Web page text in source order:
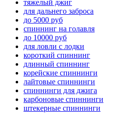
тяжелый джиг
для дальнего заброса
до 5000 руб
спиннинг на голавля
до 10000 руб
для ловли с лодки
короткий спиннинг
длинный спиннинг
корейские спиннинги
лайтовые спиннинги
спиннинги для джига
карбоновые спиннинги
штекерные спиннинги